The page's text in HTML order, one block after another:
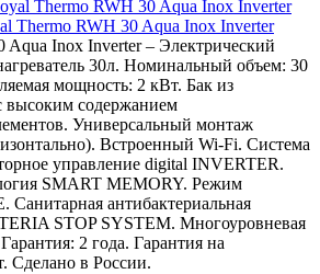
Thermo RWH 30 Aqua Inox Inverter
Aqua Inox Inverter – Электрический
30л. Номинальный объем: 30
мощность: 2 кВт. Бак из
высоким содержанием
Универсальный монтаж
Встроенный Wi-Fi. Система
управление digital INVERTER.
SMART MEMORY. Режим
антибактериальная
STOP SYSTEM. Многоуровневая
2 года. Гарантия на
Сделано в России.